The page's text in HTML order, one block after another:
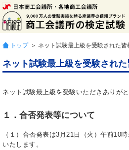
トップ ＞ ネット試験最上級を受験された皆
ネット試験最上級を受験され
ネット試験最上級を受験いただきありが
１．合否発表等について
（１）合否発表は3月21日（火）午前10
いたします。